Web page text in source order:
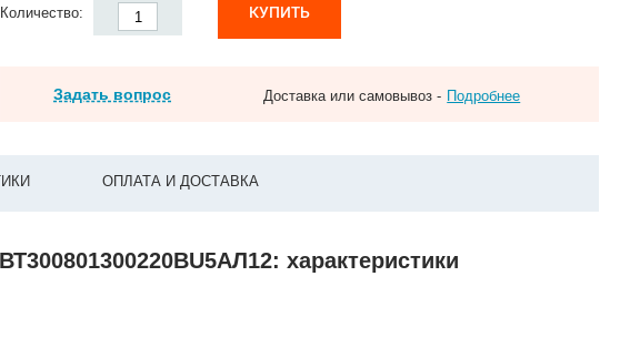
Количество: КУПИТЬ
Задать вопрос Доставка или самовывоз - Подробнее
ОПЛАТА И ДОСТАВКА
характеристики